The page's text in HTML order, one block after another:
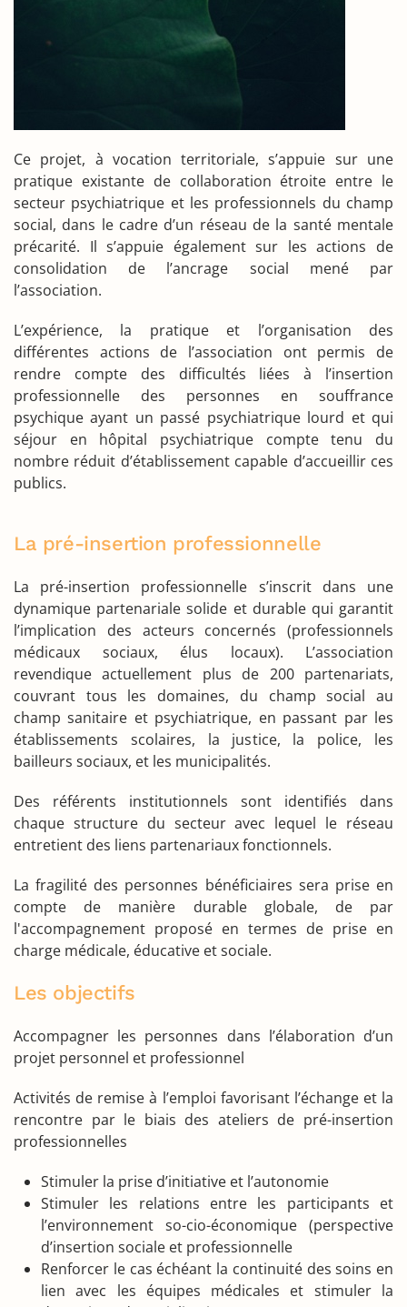
Ce projet, à vocation territoriale, s’appuie sur une
pratique existante de collaboration étroite entre le
secteur psychiatrique et les professionnels du champ
social, dans le cadre d’un réseau de la santé mentale
précarité. Il s’appuie également sur les actions de
consolidation de l’ancrage social mené par
l’association.
L’expérience, la pratique et l’organisation des
différentes actions de l’association ont permis de
rendre compte des difficultés liées à l’insertion
professionnelle des personnes en souffrance
psychique ayant un passé psychiatrique lourd et qui
séjour en hôpital psychiatrique compte tenu du
nombre réduit d’établissement capable d’accueillir ces
publics.
La pré-insertion professionnelle
La pré-insertion professionnelle s’inscrit dans une
dynamique partenariale solide et durable qui garantit
l’implication des acteurs concernés (professionnels
médicaux sociaux, élus locaux). L’association
revendique actuellement plus de 200 partenariats,
couvrant tous les domaines, du champ social au
champ sanitaire et psychiatrique, en passant par les
établissements scolaires, la justice, la police, les
bailleurs sociaux, et les municipalités.
Des référents institutionnels sont identifiés dans
chaque structure du secteur avec lequel le réseau
entretient des liens partenariaux fonctionnels.
La fragilité des personnes bénéficiaires sera prise en
compte de manière durable globale, de par
l'accompagnement proposé en termes de prise en
charge médicale, éducative et sociale.
Les objectifs
Accompagner les personnes dans l’élaboration d’un
projet personnel et professionnel
Activités de remise à l’emploi favorisant l’échange et la
rencontre par le biais des ateliers de pré-insertion
professionnelles
Stimuler la prise d’initiative et l’autonomie
Stimuler les relations entre les participants et
l’environnement so-cio-économique (perspective
d’insertion sociale et professionnelle
Renforcer le cas échéant la continuité des soins en
lien avec les équipes médicales et stimuler la